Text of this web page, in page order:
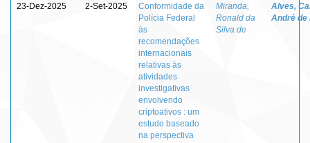
23-Dez-2025 2-Set-2025
Conformidade da
Polícia Federal
às
recomendações
internacionais
relativas às
atividades
investigativas
envolvendo
criptoativos : um
estudo baseado
na perspectiva
Miranda,
Ronald da
Silva de
Alves,
André de